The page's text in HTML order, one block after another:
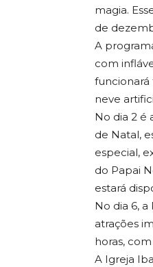
magia.
de
A
com
funcionará
neve
No dia 2 é
de Natal,
especial,
do Papai
estará
No dia 6,
atrações
horas,
A Igreja